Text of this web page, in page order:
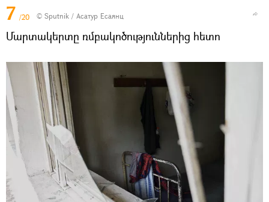
7 /20 © Sputnik / Асатур Есаянц
Մարտակերտը ռմբակոծություններից հետո